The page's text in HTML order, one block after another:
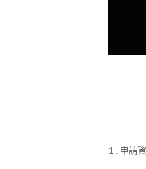
1.申請